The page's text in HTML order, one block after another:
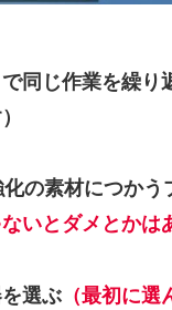
同じ作業を繰り
の素材につかう
いとダメとかは
選ぶ （最初に選